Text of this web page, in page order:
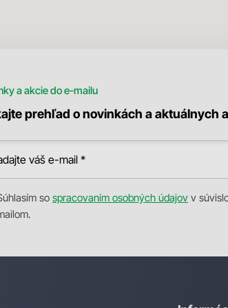
a akcie do e-mailu
prehľad o novinkách a aktuálnych
váš e-mail *
so spracovaním osobných údajov v